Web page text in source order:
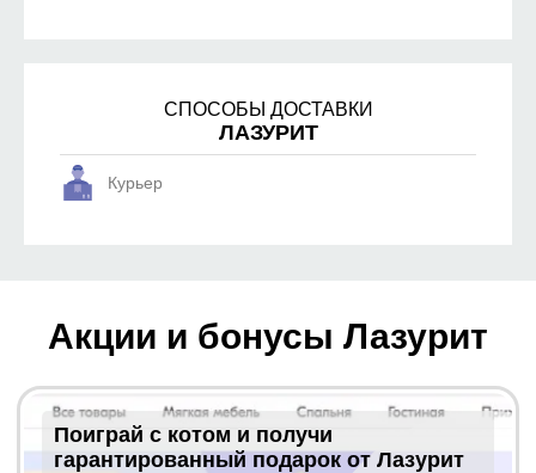
СПОСОБЫ ДОСТАВКИ
ЛАЗУРИТ
Курьер
Акции и бонусы Лазурит
Поиграй с котом и получи
гарантированный подарок от Лазурит